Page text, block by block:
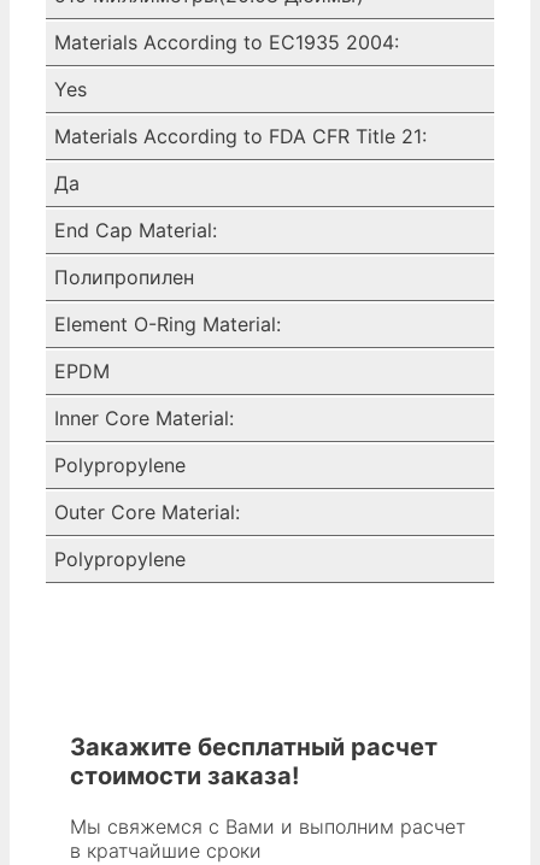
Materials According to EC1935 2004:
Yes
Materials According to FDA CFR Title 21:
Да
End Cap Material:
Полипропилен
Element O-Ring Material:
EPDM
Inner Core Material:
Polypropylene
Outer Core Material:
Polypropylene
Закажите бесплатный расчет
стоимости заказа!
Мы свяжемся с Вами и выполним расчет
в кратчайшие сроки